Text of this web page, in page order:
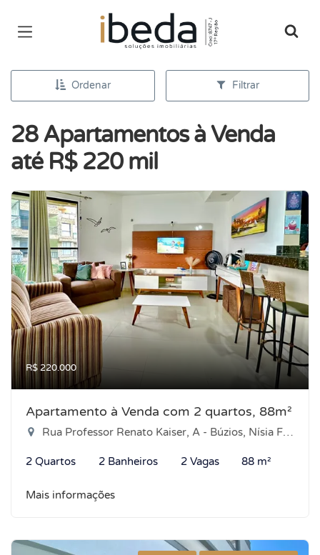
Página inicial
Ordenar Filtrar
28 Apartamentos à Venda
até R$ 220 mil
R$ 220.000
Apartamento à Venda com 2 quartos, 88m²
Rua Professor Renato Kaiser, A - Búzios, Nísia Floresta-RN
2 Quartos 2 Banheiros 2 Vagas 88 m²
Mais informações